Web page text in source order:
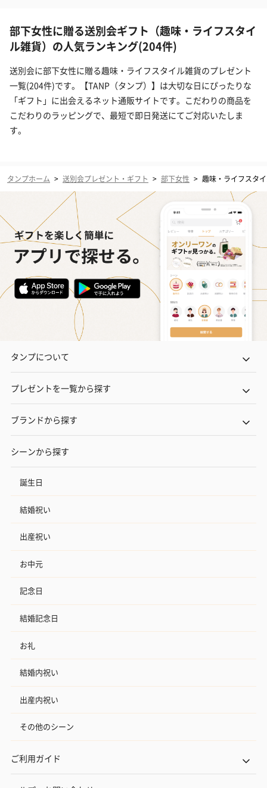
部下女性に贈る送別会ギフト（趣味・ライフスタイ
ル雑貨）の人気ランキング(204件)
送別会に部下女性に贈る趣味・ライフスタイル雑貨のプレゼント
一覧(204件)です。【TANP（タンプ）】は大切な日にぴったりな
「ギフト」に出会えるネット通販サイトです。こだわりの商品を
こだわりのラッピングで、最短で即日発送にてご対応いたしま
す。
タンプホーム > 送別会プレゼント・ギフト > 部下女性 > 趣味・ライフスタ
タンプについて
プレゼントを一覧から探す
ブランドから探す
シーンから探す
誕生日
結婚祝い
出産祝い
お中元
記念日
結婚記念日
お礼
結婚内祝い
出産内祝い
その他のシーン
ご利用ガイド